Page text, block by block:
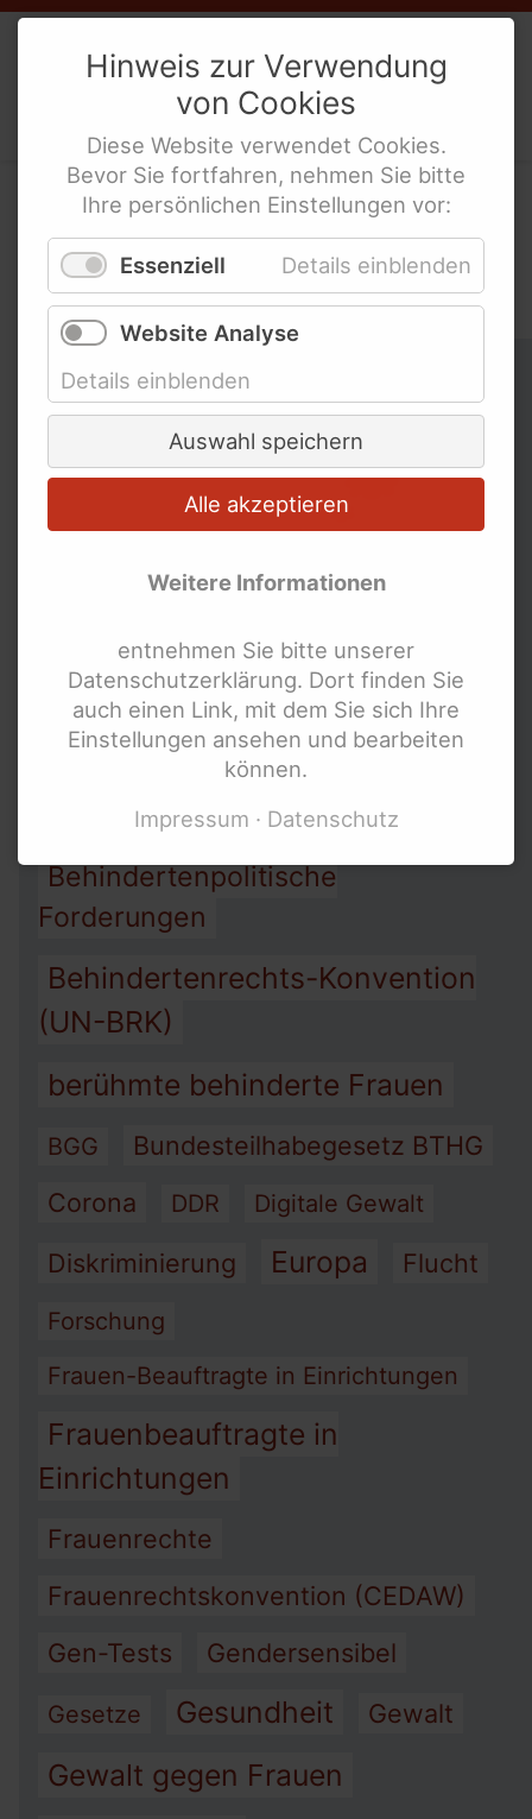
Internationale Links
Weibernetze.V.
Politische Interes­sen­ver­tre­tung
behinderte Frauen
In der WeiberZEIT nach
Schlagworten suchen
Ableismus
Abschied
Gleichbehandlungsgesetz AGG
Arbeit
Armut
Assistenz
Barrierefreiheit
Behindertengleichstellungsgesetz
Behindertenpolitische
Forderungen
Behindertenrechts-Konvention
(UN-BRK)
berühmte behinderte Frauen
BGG
Bundesteilhabegesetz BTHG
Corona
DDR Digitale Gewalt
Diskriminierung Europa Flucht
Forschung
Frauen-Beauftragte in Einrichtungen
Frauenbeauftragte in
Einrichtungen
Frauenrechte
Frauenrechtskonvention (CEDAW)
Gen-Tests
Gendersensibel
Gesetze Gesundheit Gewalt
Gewalt gegen Frauen
Hinweis zur Verwendung
von Cookies
Diese Website verwendet Cookies.
Bevor Sie fortfahren, nehmen Sie bitte
Ihre persönlichen Einstellungen vor:
Essenziell Details einblenden
Website Analyse
Details einblenden
Auswahl speichern
Alle akzeptieren
Weitere Informationen
entnehmen Sie bitte unserer
Datenschutzerklärung. Dort finden Sie
auch einen Link, mit dem Sie sich Ihre
Einstellungen ansehen und bearbeiten
können.
Impressum
Datenschutz